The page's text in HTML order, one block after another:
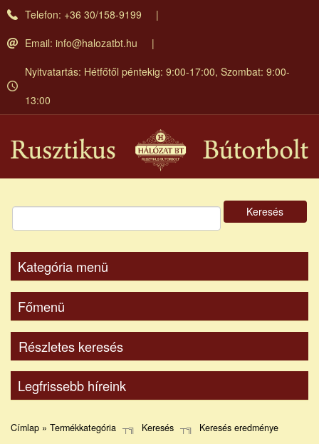
Ugrás
Telefon: +36 30/158-9199
Email: info@halozatbt.hu
Nyitvatartás: Hétfőtől péntekig: 9:00-17:00, Szombat: 9:00-
13:00
Keresés
Kategória menü
Főmenü
Részletes keresés
Legfrissebb híreink
Címlap » Termékkategória Keresés Keresés eredménye